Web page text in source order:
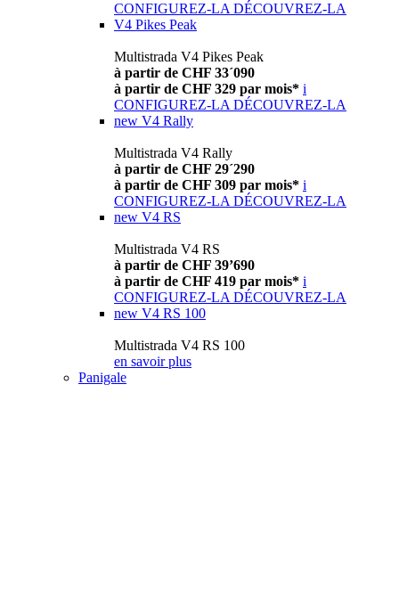
CONFIGUREZ-LA DÉCOUVREZ-LA
V4 Pikes Peak
Multistrada V4 Pikes Peak
à partir de CHF 33´090
à partir de CHF 329 par mois* i
CONFIGUREZ-LA DÉCOUVREZ-LA
new V4 Rally
Multistrada V4 Rally
à partir de CHF 29´290
à partir de CHF 309 par mois* i
CONFIGUREZ-LA DÉCOUVREZ-LA
new V4 RS
Multistrada V4 RS
à partir de CHF 39’690
à partir de CHF 419 par mois* i
CONFIGUREZ-LA DÉCOUVREZ-LA
new V4 RS 100
Multistrada V4 RS 100
en savoir plus
Panigale